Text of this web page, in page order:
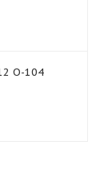
О-104